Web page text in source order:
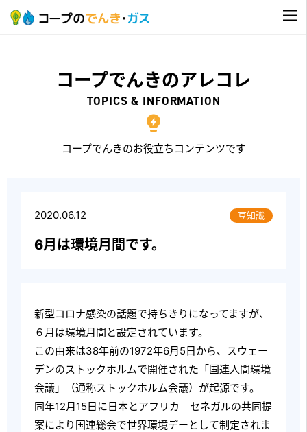
コープでんきのアレコレ
TOPICS & INFORMATION
コープでんきのお役立ちコンテンツです
2020.06.12 豆知識
6月は環境月間です。
新型コロナ感染の話題で持ちきりになってますが、
６月は環境月間と設定されています。
この由来は38年前の1972年6月5日から、スウェー
デンのストックホルムで開催された「国連人間環境
会議」（通称ストックホルム会議）が起源です。
同年12月15日に日本とアフリカ セネガルの共同提
案により国連総会で世界環境デーとして制定されま